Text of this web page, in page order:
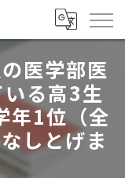
医学部医
る高3生
1位（全
しとげま